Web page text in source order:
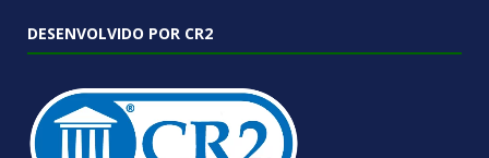
DESENVOLVIDO POR CR2